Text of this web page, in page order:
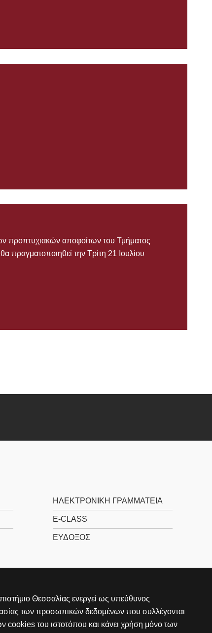
Θεσσαλίας ενεργεί ως υπεύθυνος
των προσωπικών δεδομένων που συλλέγονται
cookies του ιστοτόπου και κάνει χρήση μόνο των
προπτυχιακών αποφοίτων του Τμήματος
πραγματοποιηθεί την Τρίτη 21 Ιουλίου
ΗΛΕΚΤΡΟΝΙΚΉ ΓΡΑΜΜΑΤΕΊΑ
E-CLASS
ΕΎΔΟΞΟΣ